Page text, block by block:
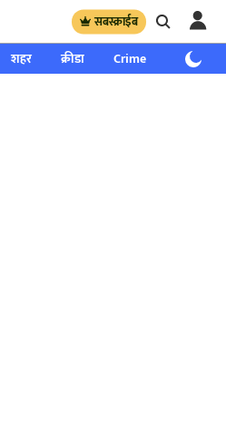
सबस्क्राईब
शहर क्रीडा Crime साप्ताहिक